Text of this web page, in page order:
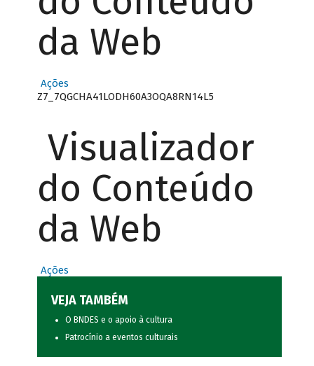
da Web
Ações
Z7_7QGCHA41LODH60A3OQA8RN14L5
Visualizador
do Conteúdo
da Web
Ações
VEJA TAMBÉM
O BNDES e o apoio à cultura
Patrocínio a eventos culturais